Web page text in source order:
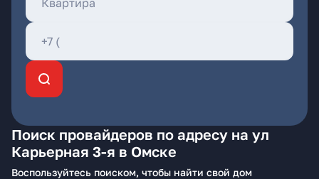
Поиск провайдеров по адресу на ул
Карьерная 3-я в Омске
Воспользуйтесь поиском, чтобы найти свой дом